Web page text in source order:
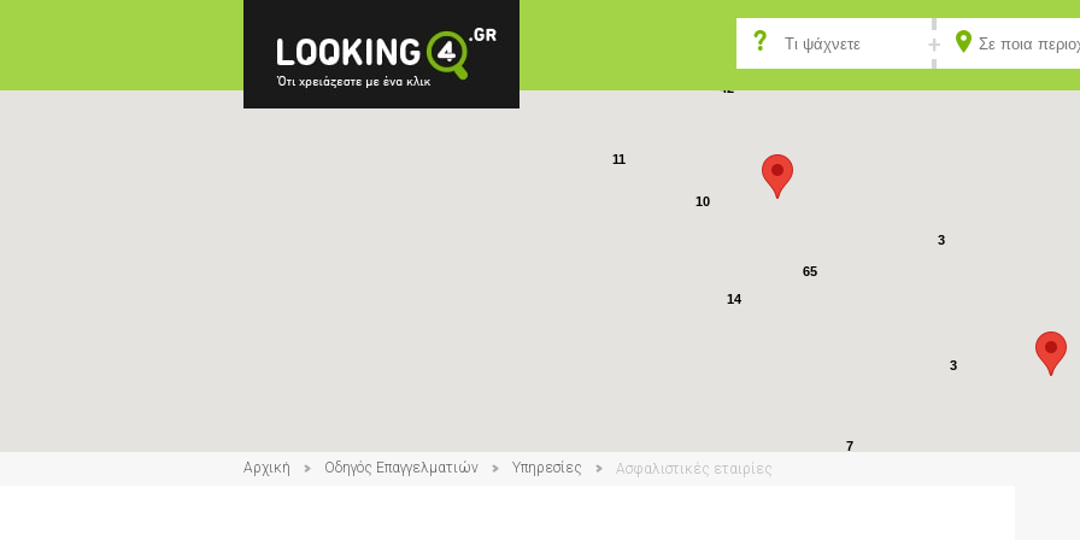
65
42
14
10
3
7
3
11
Αρχική Οδηγός Επαγγελματιών Υπηρεσίες Ασφαλιστικές εταιρίες